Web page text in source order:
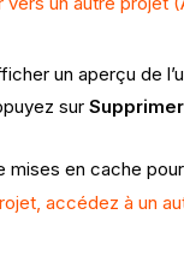
un aperçu de
surSupprimer
en cache
accédez à un